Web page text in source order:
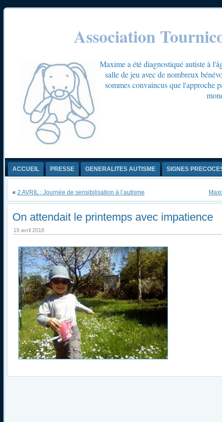
Association
Maxime a été diagnostiqué autiste à
salle de jeu avec de nombreux
sommes convaincus que l'approche
ACCUEIL PRESSE GENERALITES AUTISME SIGNES
« 2 AVRIL : Journée de sensibilisation à l’autisme
On attendait le printemps avec impatience
19 avril 2018